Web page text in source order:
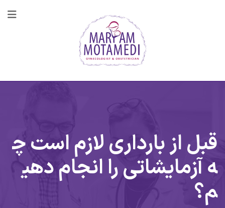
قبل از بارداری لازم است چ
ه آزمایشاتی را انجام دهی
م؟